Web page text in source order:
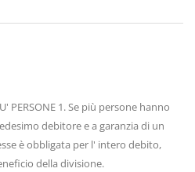
PERSONE 1. Se più persone hanno
debitore e a garanzia di un
è obbligata per l' intero debito,
della divisione.